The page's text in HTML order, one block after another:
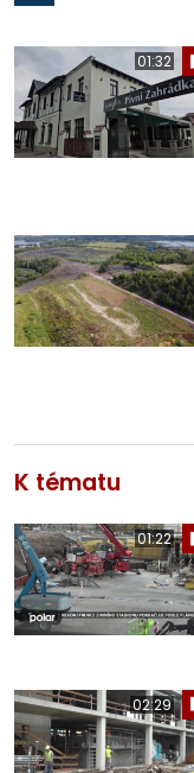
01:32
K tématu
01:22
02:29